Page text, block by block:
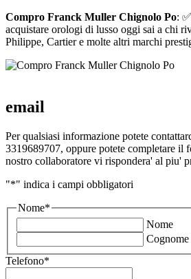
Compro Franck Muller Chignolo Po:
acquistare orologi di lusso oggi sai a chi
Philippe, Cartier e molte altri marchi
email
Per qualsiasi informazione potete
3319689707, oppure potete completare il
nostro collaboratore vi rispondera' al piu'
"*" indica i campi obbligatori
Nome*
Nome
Cognome
Telefono*